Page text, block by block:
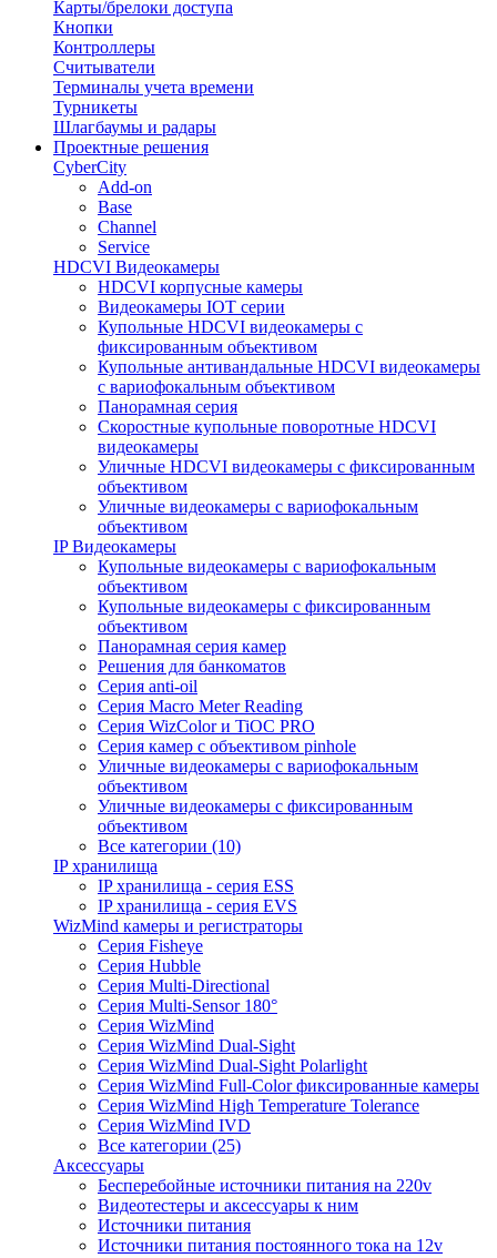
Карты/брелоки доступа
Кнопки
Контроллеры
Считыватели
Терминалы учета времени
Турникеты
Шлагбаумы и радары
Проектные решения
CyberCity
Add-on
Base
Channel
Service
HDCVI Видеокамеры
HDCVI корпусные камеры
Видеокамеры IOT серии
Купольные HDCVI видеокамеры с
фиксированным объективом
Купольные антивандальные HDCVI видеокамеры
с вариофокальным объективом
Панорамная серия
Скоростные купольные поворотные HDCVI
видеокамеры
Уличные HDCVI видеокамеры с фиксированным
объективом
Уличные видеокамеры с вариофокальным
объективом
IP Видеокамеры
Купольные видеокамеры с вариофокальным
объективом
Купольные видеокамеры с фиксированным
объективом
Панорамная серия камер
Решения для банкоматов
Серия anti-oil
Серия Macro Meter Reading
Серия WizColor и TiOC PRO
Серия камер с объективом pinhole
Уличные видеокамеры с вариофокальным
объективом
Уличные видеокамеры с фиксированным
объективом
Все категории (10)
IP хранилища
IP хранилища - серия ESS
IP хранилища - серия EVS
WizMind камеры и регистраторы
Серия Fisheye
Серия Hubble
Серия Multi-Directional
Серия Multi-Sensor 180°
Серия WizMind
Серия WizMind Dual-Sight
Серия WizMind Dual-Sight Polarlight
Серия WizMind Full-Color фиксированные камеры
Серия WizMind High Temperature Tolerance
Серия WizMind IVD
Все категории (25)
Аксессуары
Бесперебойные источники питания на 220v
Видеотестеры и аксессуары к ним
Источники питания
Источники питания постоянного тока на 12v